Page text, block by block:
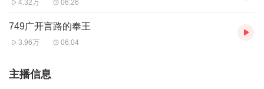
4.32万 06:26
749广开言路的奉王
3.96万 06:04
主播信息